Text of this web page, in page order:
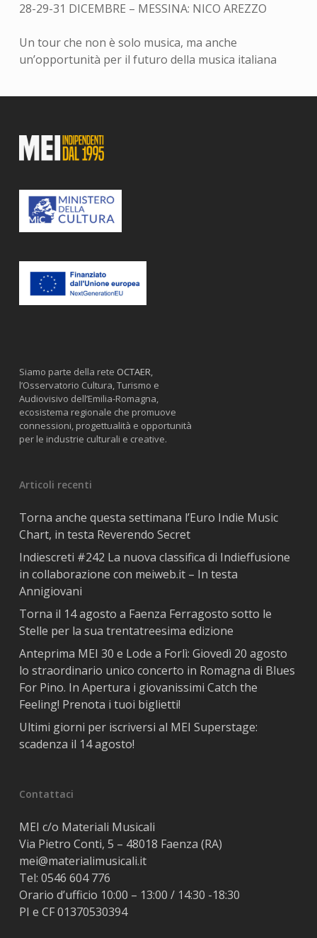
28-29-31 DICEMBRE – MESSINA: NICO AREZZO
Un tour che non è solo musica, ma anche
un’opportunità per il futuro della musica italiana
Siamo parte della rete OCTAER,
l’Osservatorio Cultura, Turismo e
Audiovisivo dell’Emilia-Romagna,
ecosistema regionale che promuove
connessioni, progettualità e opportunità
per le industrie culturali e creative.
Articoli recenti
Torna anche questa settimana l’Euro Indie Music
Chart, in testa Reverendo Secret
Indiescreti #242 La nuova classifica di Indieffusione
in collaborazione con meiweb.it – In testa
Annigiovani
Torna il 14 agosto a Faenza Ferragosto sotto le
Stelle per la sua trentatreesima edizione
Anteprima MEI 30 e Lode a Forlì: Giovedì 20 agosto
lo straordinario unico concerto in Romagna di Blues
For Pino. In Apertura i giovanissimi Catch the
Feeling! Prenota i tuoi biglietti!
Ultimi giorni per iscriversi al MEI Superstage:
scadenza il 14 agosto!
Contattaci
MEI c/o Materiali Musicali
Via Pietro Conti, 5 – 48018 Faenza (RA)
mei@materialimusicali.it
Tel: 0546 604 776
Orario d’ufficio 10:00 – 13:00 / 14:30 -18:30
PI e CF 01370530394